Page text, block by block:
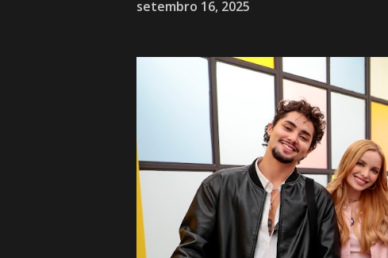
setembro 16, 2025